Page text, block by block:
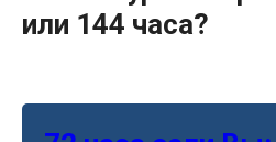
или 144 часа?